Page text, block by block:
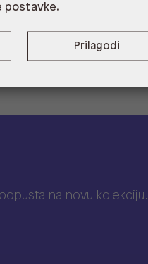
na novu kolekciju!
postavke.
Prilagodi